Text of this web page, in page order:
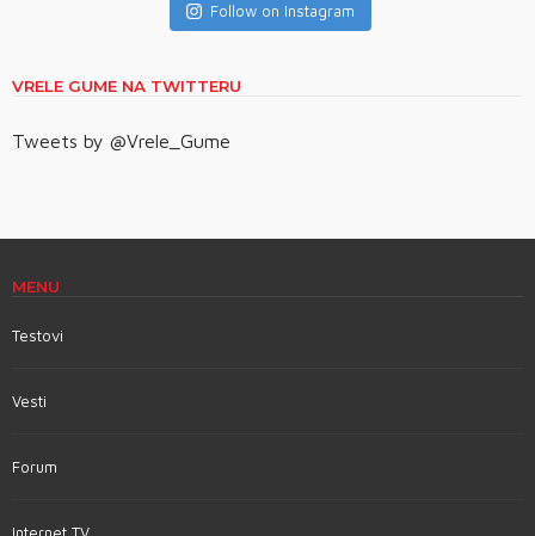
Follow on Instagram
VRELE GUME NA TWITTERU
Tweets by @Vrele_Gume
MENU
Testovi
Vesti
Forum